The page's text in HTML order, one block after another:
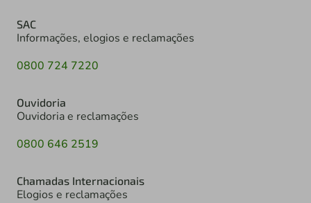
SAC
Informações, elogios e reclamações
0800 724 7220
Ouvidoria
Ouvidoria e reclamações
0800 646 2519
Chamadas Internacionais
Elogios e reclamações